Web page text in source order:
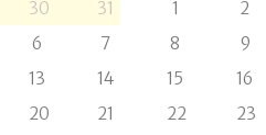
30 31 1
2
6 7 8
9
13 14 15
16
20 21 22
23